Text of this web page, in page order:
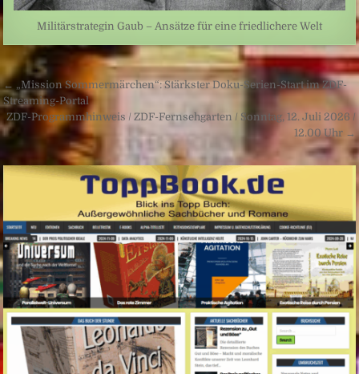
Militärstrategin Gaub – Ansätze für eine friedlichere Welt
Beitragsnavigation
← „Mission Sommermärchen“: Stärkster Doku-Serien-Start im ZDF-
Streaming-Portal
ZDF-Programmhinweis / ZDF-Fernsehgarten / Sonntag, 12. Juli 2026 /
12.00 Uhr →